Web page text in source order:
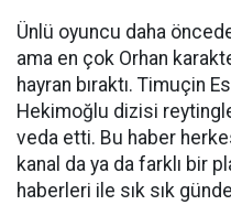
Ünlü oyuncu daha
ama en çok Orhan
hayran bıraktı. Timuçin
Hekimoğlu dizisi
veda etti. Bu haber
kanal da ya da farklı bir
haberleri ile sık sık